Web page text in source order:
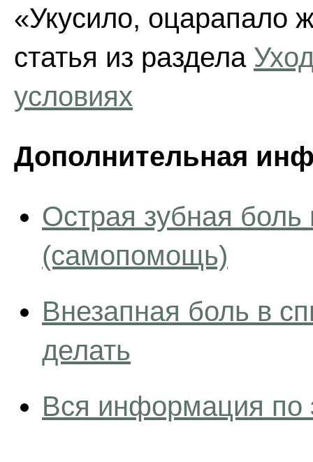
«Укусило, оцарапало
статья из раздела
условиях
Дополнительная
Острая зубная боль
(самопомощь)
Внезапная боль в
делать
Вся информация по